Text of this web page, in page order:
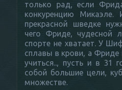
только рад, если
конкуренцию
прекрасной шведке
чего Фриде, чудесной
спорте не хватает. У
сплавы в крови, а Фриде
учиться.., пусть и в 31
собой большие цели,
множестве.